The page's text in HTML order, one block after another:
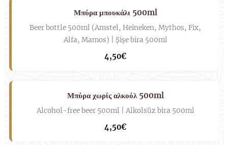
Μπύρα μπουκάλι 500ml
Beer bottle 500ml (Amstel, Heineken, Mythos, Fix,
Alfa, Mamos) | Şişe bira 500ml
4,50€
Μπύρα χωρίς αλκοόλ 500ml
Alcohol-free beer 500ml | Alkolsüz bira 500ml
4,50€